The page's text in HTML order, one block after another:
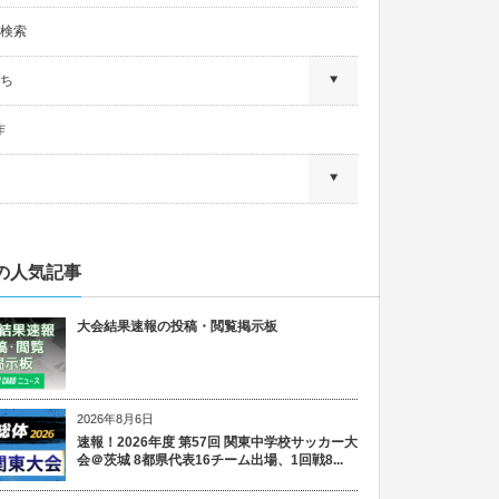
索
人気記事
大会結果速報の投稿・閲覧掲示板
2026年8月6日
速報！2026年度 第57回 関東中学校サッカー大
会＠茨城 8都県代表16チーム出場、1回戦8...